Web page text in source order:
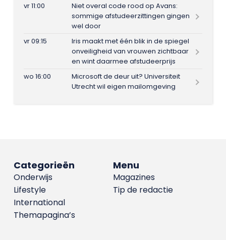
vr 11:00
Niet overal code rood op Avans:
sommige afstudeerzittingen gingen
wel door
vr 09:15
Iris maakt met één blik in de spiegel
onveiligheid van vrouwen zichtbaar
en wint daarmee afstudeerprijs
wo 16:00
Microsoft de deur uit? Universiteit
Utrecht wil eigen mailomgeving
Menu
Magazines
Tip de redactie
Categorieën
Onderwijs
Lifestyle
International
Themapagina’s